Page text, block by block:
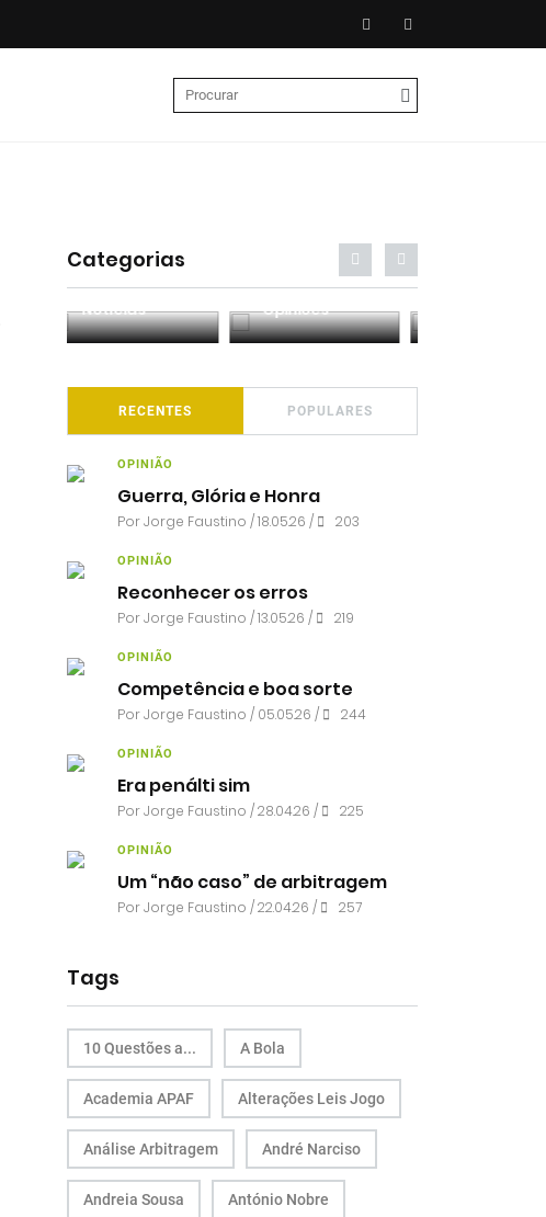
Categorias
Entrevistas Análises
RECENTES POPULARES
OPINIÃO
Guerra, Glória e Honra
PorJorge Faustino / 18.05.26 / 203
OPINIÃO
Reconhecer os erros
PorJorge Faustino / 13.05.26 / 219
OPINIÃO
Competência e boa sorte
PorJorge Faustino / 05.05.26 / 244
OPINIÃO
Era penálti sim
PorJorge Faustino / 28.04.26 / 225
OPINIÃO
Um “não caso” de arbitragem
PorJorge Faustino / 22.04.26 / 257
Tags
10 Questões a... A Bola
Academia APAF Alterações Leis Jogo
Análise Arbitragem André Narciso
Andreia Sousa António Nobre